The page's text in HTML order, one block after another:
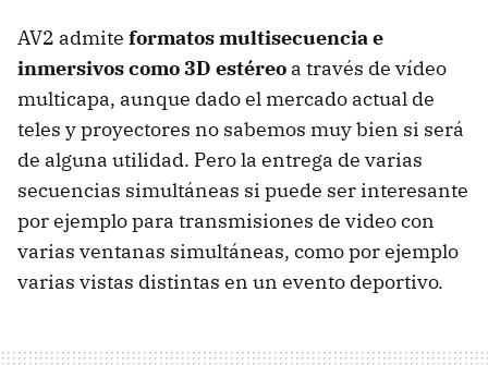
AV2 admite formatos multisecuencia e
inmersivos como 3D estéreo a través de vídeo
multicapa, aunque dado el mercado actual de
teles y proyectores no sabemos muy bien si será
de alguna utilidad. Pero la entrega de varias
secuencias simultáneas si puede ser interesante
por ejemplo para transmisiones de video con
varias ventanas simultáneas, como por ejemplo
varias vistas distintas en un evento deportivo.